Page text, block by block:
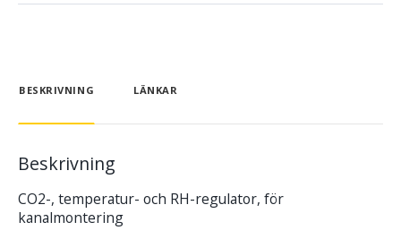
BESKRIVNING LÄNKAR
Beskrivning
CO2-, temperatur- och RH-regulator, för
kanalmontering